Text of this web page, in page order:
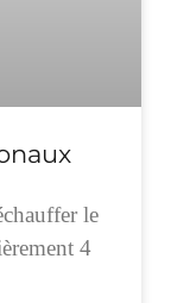
le
4